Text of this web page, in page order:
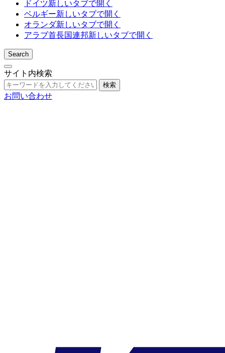
ドイツ新しいタブで開く
ベルギー新しいタブで開く
オランダ新しいタブで開く
アラブ首長国連邦新しいタブで開く
Search
サイト内検索
検索
お問い合わせ